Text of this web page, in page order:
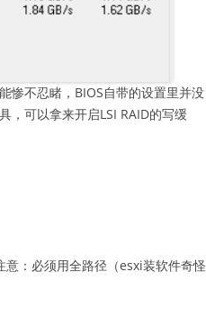
惨不忍睹，BIOS自带的设置里并没
可以拿来开启LSI RAID的写缓
：必须用全路径（esxi装软件奇怪